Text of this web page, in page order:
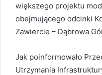
większego projektu
obejmującego odcinki
Zawiercie – Dąbrowa
Jak poinformowało
Utrzymania